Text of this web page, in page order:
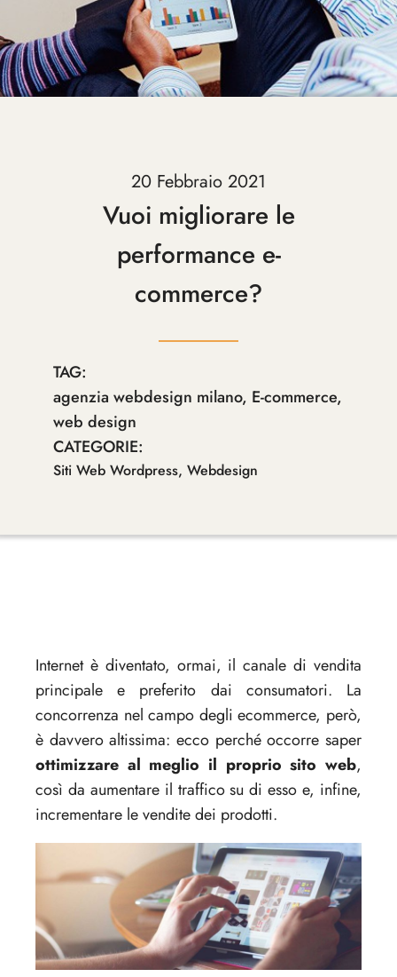
20 Febbraio 2021
Vuoi migliorare le
performance e-
commerce?
TAG:
agenzia webdesign milano, E-commerce,
web design
CATEGORIE:
Siti Web Wordpress, Webdesign
Internet è diventato, ormai, il canale di vendita
principale e preferito dai consumatori. La
concorrenza nel campo degli ecommerce, però,
è davvero altissima: ecco perché occorre saper
ottimizzare al meglio il proprio sito web,
così da aumentare il traffico su di esso e, infine,
incrementare le vendite dei prodotti.